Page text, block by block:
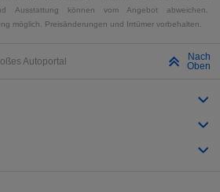
Ausstattung können vom Angebot abweichen.
möglich. Preisänderungen und Irrtümer vorbehalten.
Autoportal
Nach
Oben